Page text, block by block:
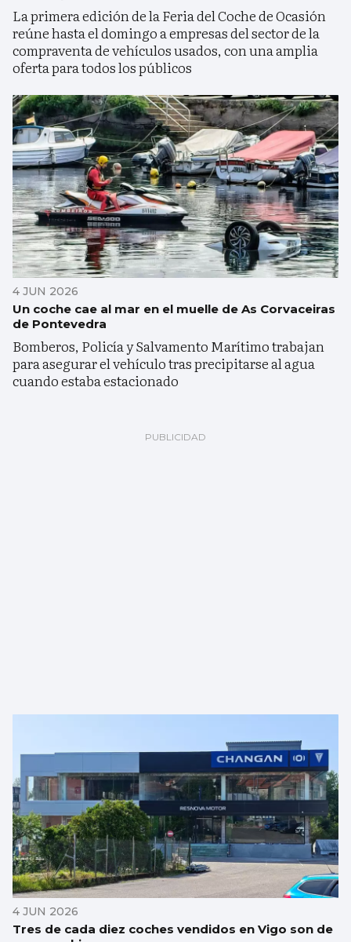
La primera edición de la Feria del Coche de Ocasión
reúne hasta el domingo a empresas del sector de la
compraventa de vehículos usados, con una amplia
oferta para todos los públicos
4 JUN 2026
Un coche cae al mar en el muelle de As Corvaceiras
de Pontevedra
Bomberos, Policía y Salvamento Marítimo trabajan
para asegurar el vehículo tras precipitarse al agua
cuando estaba estacionado
4 JUN 2026
Tres de cada diez coches vendidos en Vigo son de